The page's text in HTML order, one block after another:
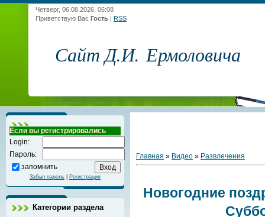
Четверг, 06.08.2026, 06:08
Приветствую Вас Гость | RSS
Сайт Д.И. Ермоловича
Если вы регистрировались
Login:
Пароль:
запомнить
Забыл пароль Регистрация
Категории раздела
Главная » Видео » Развлечения
Новогодние